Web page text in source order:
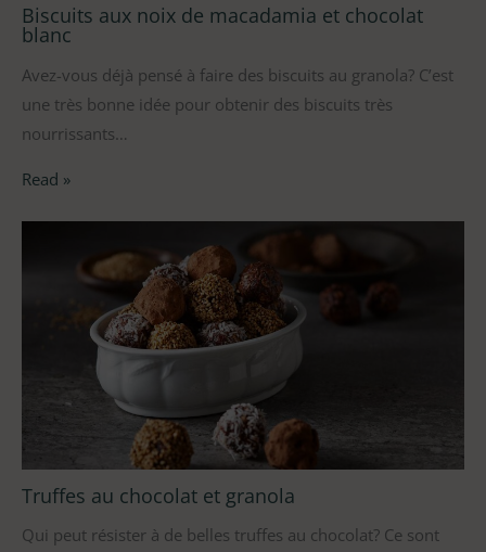
Biscuits aux noix de macadamia et chocolat
blanc
Avez-vous déjà pensé à faire des biscuits au granola? C’est
une très bonne idée pour obtenir des biscuits très
nourrissants…
Read »
Truffes au chocolat et granola
Qui peut résister à de belles truffes au chocolat? Ce sont